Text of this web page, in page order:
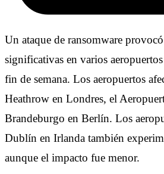
Un ataque de ransomware
significativas en varios
fin de semana. Los aeropuertos
Heathrow en Londres, el
Brandeburgo en Berlín. Los
Dublín en Irlanda también
aunque el impacto fue menor.